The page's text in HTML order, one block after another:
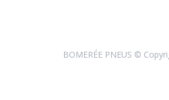
BOMERÉE PNEUS ©